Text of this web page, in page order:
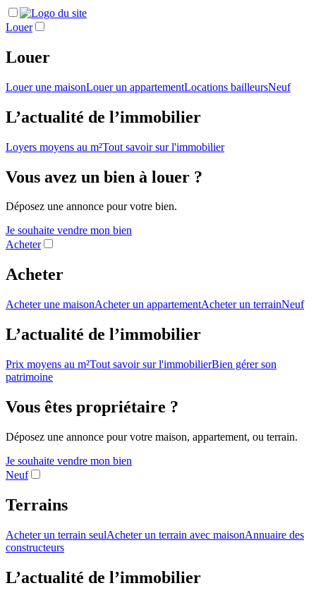
Louer
Louer
Louer une maisonLouer un appartementLocations bailleursNeuf
L’actualité de l’immobilier
Loyers moyens au m²Tout savoir sur l'immobilier
Vous avez un bien à louer ?
Déposez une annonce pour votre bien.
Je souhaite vendre mon bien
Acheter
Acheter
Acheter une maisonAcheter un appartementAcheter un terrainNeuf
L’actualité de l’immobilier
Prix moyens au m²Tout savoir sur l'immobilierBien gérer son
patrimoine
Vous êtes propriétaire ?
Déposez une annonce pour votre maison, appartement, ou terrain.
Je souhaite vendre mon bien
Neuf
Terrains
Acheter un terrain seulAcheter un terrain avec maisonAnnuaire des
constructeurs
L’actualité de l’immobilier